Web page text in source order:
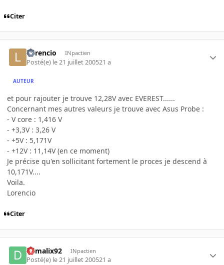
Citer
Lorencio INpactien
Posté(e) le 21 juillet 200521 a
AUTEUR
et pour rajouter je trouve 12,28V avec EVEREST......
Concernant mes autres valeurs je trouve avec Asus Probe :
- V core : 1,416 V
- +3,3V : 3,26 V
- +5V : 5,171V
- +12V : 11,14V (en ce moment)
Je précise qu'en sollicitant fortement le proces je descend à
10,171V....
Voila.
Lorencio
Citer
damalix92 INpactien
Posté(e) le 21 juillet 200521 a